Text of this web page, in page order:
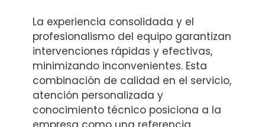
La experiencia consolidada y el
profesionalismo del equipo garantizan
intervenciones rápidas y efectivas,
minimizando inconvenientes. Esta
combinación de calidad en el servicio,
atención personalizada y
conocimiento técnico posiciona a la